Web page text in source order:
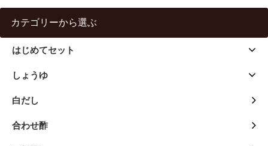
カテゴリーから選ぶ
はじめてセット
しょうゆ
白だし
合わせ酢